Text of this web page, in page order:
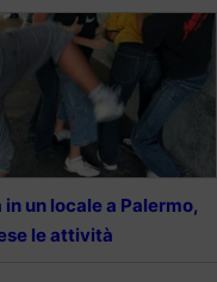
in un locale a Palermo,
le attività